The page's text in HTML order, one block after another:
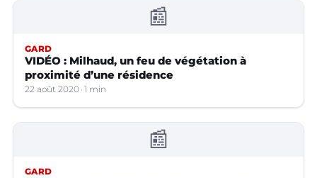
📰
GARD
VIDÉO : Milhaud, un feu de végétation à
proximité d’une résidence
22 août 2020 1 min
📰
GARD